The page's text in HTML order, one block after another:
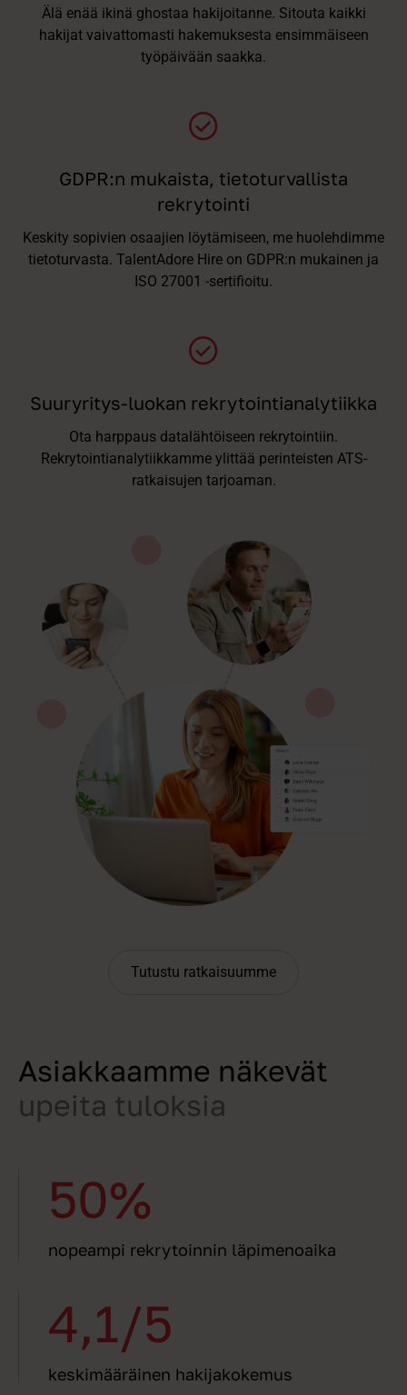
Älä enää ikinä ghostaa hakijoitanne. Sitouta kaikki
hakijat vaivattomasti hakemuksesta ensimmäiseen
työpäivään saakka.
GDPR:n mukaista, tietoturvallista
rekrytointi
Keskity sopivien osaajien löytämiseen, me huolehdimme
tietoturvasta. TalentAdore Hire on GDPR:n mukainen ja
ISO 27001 -sertifioitu.
Suuryritys-luokan rekrytointianalytiikka
Ota harppaus datalähtöiseen rekrytointiin.
Rekrytointianalytiikkamme ylittää perinteisten ATS-
ratkaisujen tarjoaman.
Tutustu ratkaisuumme
Asiakkaamme näkevät
upeita tuloksia
50%
nopeampi rekrytoinnin läpimenoaika
4,1/5
keskimääräinen hakijakokemus